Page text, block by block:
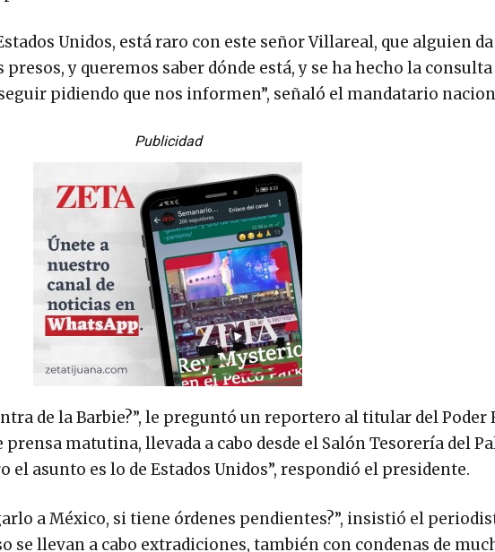
Unidos, está raro con este señor Villareal, que alguien
y queremos saber dónde está, y se ha hecho la
pidiendo que nos informen”, señaló el mandatario
Publicidad
de la Barbie?”, le preguntó un reportero al titular del Poder
matutina, llevada a cabo desde el Salón Tesorería del
el asunto es lo de Estados Unidos”, respondió el presidente.
a México, si tiene órdenes pendientes?”, insistió el
se llevan a cabo extradiciones, también con condenas de